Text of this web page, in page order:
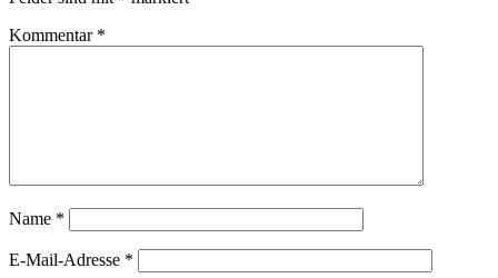
Kommentar *
Name *
E-Mail-Adresse *